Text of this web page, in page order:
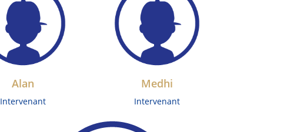
Alan
Intervenant
Medhi
Intervenant